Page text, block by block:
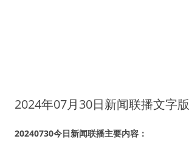
2024年07月30日新闻联播文字版
20240730今日新闻联播主要内容：